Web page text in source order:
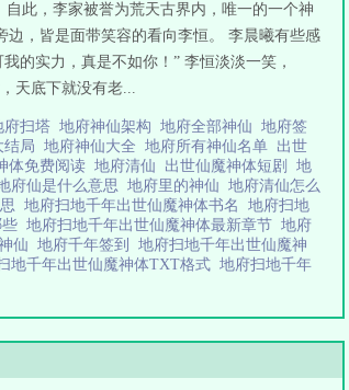
此，李家被誉为荒天古界内，唯一的一个神
，皆是面带笑容的看向李恒。 李晨曦有些感
的实力，真是不如你！” 李恒淡淡一笑，
天底下就没有老...
府扫塔 地府神仙架构 地府全部神仙 地府签
结局 地府神仙大全 地府所有神仙名单 出世
体免费阅读 地府清仙 出世仙魔神体短剧 地
府仙是什么意思 地府里的神仙 地府清仙怎么
地府扫地千年出世仙魔神体书名 地府扫地
些 地府扫地千年出世仙魔神体最新章节 地府
仙 地府千年签到 地府扫地千年出世仙魔神
地千年出世仙魔神体TXT格式 地府扫地千年